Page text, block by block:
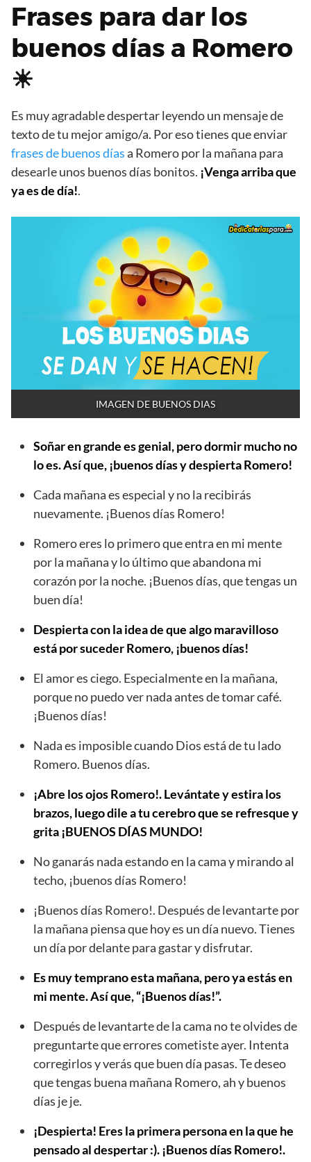
Frases para dar los
buenos días a Romero
☀
Es muy agradable despertar leyendo un mensaje de
texto de tu mejor amigo/a. Por eso tienes que enviar
frases de buenos díasa Romero por la mañana para
desearle unos buenos días bonitos. ¡Venga arriba que
ya es de día!.
IMAGEN DE BUENOS DIAS
Soñar en grande es genial, pero dormir mucho no
lo es. Así que, ¡buenos días y despierta Romero!
Cada mañana es especial y no la recibirás
nuevamente. ¡Buenos días Romero!
Romero eres lo primero que entra en mi mente
por la mañana y lo último que abandona mi
corazón por la noche. ¡Buenos días, que tengas un
buen día!
Despierta con la idea de que algo maravilloso
está por suceder Romero, ¡buenos días!
El amor es ciego. Especialmente en la mañana,
porque no puedo ver nada antes de tomar café.
¡Buenos días!
Nada es imposible cuando Dios está de tu lado
Romero. Buenos días.
¡Abre los ojos Romero!. Levántate y estira los
brazos, luego dile a tu cerebro que se refresque y
grita ¡BUENOS DÍAS MUNDO!
No ganarás nada estando en la cama y mirando al
techo, ¡buenos días Romero!
¡Buenos días Romero!. Después de levantarte por
la mañana piensa que hoy es un día nuevo. Tienes
un día por delante para gastar y disfrutar.
Es muy temprano esta mañana, pero ya estás en
mi mente. Así que, “¡Buenos días!”.
Después de levantarte de la cama no te olvides de
preguntarte que errores cometiste ayer. Intenta
corregirlos y verás que buen día pasas. Te deseo
que tengas buena mañana Romero, ah y buenos
días je je.
¡Despierta! Eres la primera persona en la que he
pensado al despertar :). ¡Buenos días Romero!.